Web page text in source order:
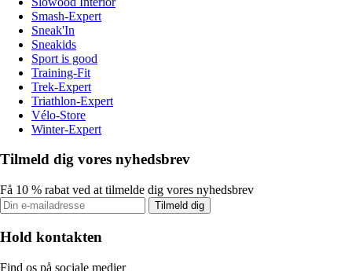
Smash-Expert
Sneak'In
Sneakids
Sport is good
Training-Fit
Trek-Expert
Triathlon-Expert
Vélo-Store
Winter-Expert
Tilmeld dig vores nyhedsbrev
Få 10 % rabat ved at tilmelde dig vores nyhedsbrev
Tilmeld dig
Hold kontakten
Find os på sociale medier